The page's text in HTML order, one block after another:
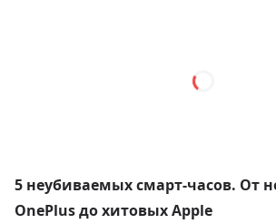
5 неубиваемых смарт-часов. От
OnePlus до хитовых Apple